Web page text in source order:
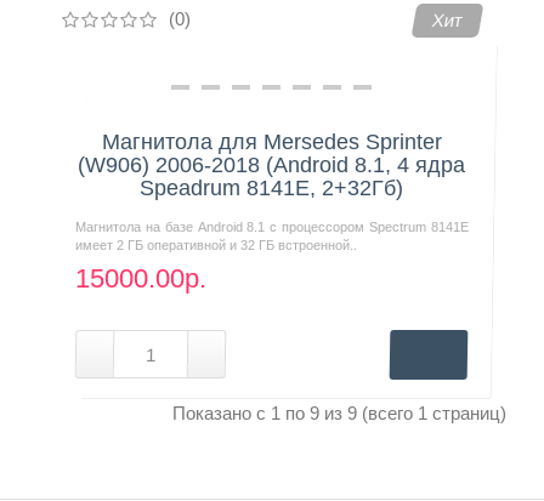
(0) Хит
Магнитола для Mersedes Sprinter
(W906) 2006-2018 (Android 8.1, 4 ядра
Speadrum 8141E, 2+32Гб)
Магнитола на базе Android 8.1 с процессором Spectrum 8141E
имеет 2 ГБ оперативной и 32 ГБ встроенной..
15000.00р.
Показано с 1 по 9 из 9 (всего 1 страниц)